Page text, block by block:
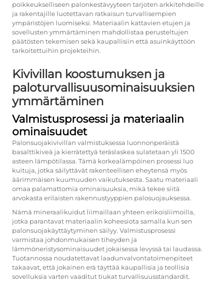
poikkeukselliseen palonkestävyyteen tarjoten arkkitehdeille
ja rakentajille luotettavan ratkaisun turvallisempien
ympäristöjen luomiseksi. Materiaalin kattavien etujen ja
sovellusten ymmärtäminen mahdollistaa perusteltujen
päätösten tekemisen sekä kaupallisiin että asuinkäyttöön
tarkoitettuihin projekteihin.
Kivivillan koostumuksen ja
paloturvallisuusominaisuuksien
ymmärtäminen
Valmistusprosessi ja materiaalin
ominaisuudet
Palonsuojakivivillan valmistuksessa luonnonperäistä
basalttikiveä ja kierrätettyä teräslaskea sulatetaan yli 1500
asteen lämpötilassa. Tämä korkealämpöinen prosessi luo
kuituja, jotka säilyttävät rakenteellisen eheytensä myös
äärimmäisen kuumuuden vaikutuksesta. Saatu materiaali
omaa palamattomia ominaisuuksia, mikä tekee siitä
arvokasta erilaisten rakennustyyppien palosuojauksessa.
Nämä mineraalikuidut liimaillaan yhteen erikoisliimoilla,
jotka parantavat materiaalin koheesiota samalla kun sen
palonsuojakäyttäytyminen säilyy. Valmistusprosessi
varmistaa johdonmukaisen tiheyden ja
lämmöneristysominaisuudet jokaisessa levyssä tai laudassa.
Tuotannossa noudatettavat laadunvalvontatoimenpiteet
takaavat, että jokainen erä täyttää kaupallisia ja teollisia
sovelluksia varten vaaditut tiukat turvallisuusstandardit.